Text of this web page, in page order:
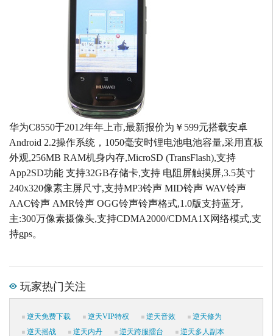
华为C8550于2012年年上市,最新报价为￥599元搭载安卓
Android 2.2操作系统，1050毫安时锂电池电池容量,采用直板
外观,256MB RAM机身内存,MicroSD (TransFlash),支持
App2SD功能 支持32GB存储卡,支持 电阻屏触摸屏,3.5英寸
240x320像素主屏尺寸,支持MP3铃声 MID铃声 WAV铃声
AAC铃声 AMR铃声 OGG铃声铃声格式,1.0版支持蓝牙,
主:300万像素摄像头,支持CDMA2000/CDMA1X网络模式,支
持gps。
玩家热门关注
逆天免费下载 逆天VIP特权 逆天音效
逆天修为
逆天摇战
逆天内丹 逆天跨服擂台
逆天多人副本